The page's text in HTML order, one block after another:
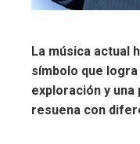
La música actual
símbolo que
exploración y
resuena con